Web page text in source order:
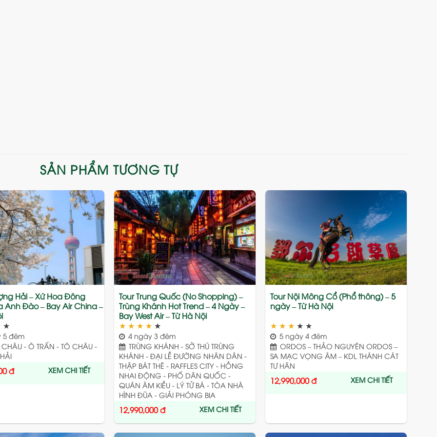
SẢN PHẨM TƯƠNG TỰ
Add
Hải – Xứ Hoa Đông
Anh Đào – Bay Air China –
★
đêm
- Ô TRẤN - TÔ CHÂU -
đ XEM CHI TIẾT
Add
to
wishlist
Tour Trung Quốc (No Shopping) –
Trùng Khánh Hot Trend – 4 Ngày –
Bay West Air – Từ Hà Nội
★ ★ ★ ★ ★
4 ngày 3 đêm
TRÙNG KHÁNH - SỞ THÚ TRÙNG
KHÁNH - ĐẠI LỄ ĐƯỜNG NHÂN DÂN -
THẬP BÁT THÊ - RAFFLES CITY - HỒNG
NHAI ĐỘNG - PHỐ DÂN QUỐC -
QUÁN ÂM KIỀU - LÝ TỬ BÁ - TÒA NHÀ
HÌNH ĐŨA - GIẢI PHÓNG BIA
12,990,000đ XEM CHI TIẾT
Add
wishlist
Tour Nội Mông Cổ (Phổ thông) – 5
ngày – Từ Hà Nội
★ ★ ★ ★ ★
5 ngày 4 đêm
ORDOS – THẢO NGUYÊN ORDOS –
SA MẠC VỌNG ÂM – KDL THÀNH CÁT
TƯ HÃN
12,990,000đ XEM CHI TIẾT